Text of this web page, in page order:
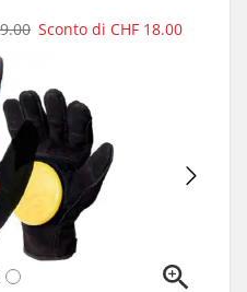
Sconto di CHF 18.00